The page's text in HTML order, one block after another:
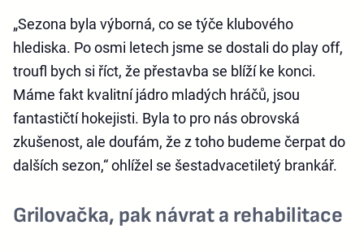
„Sezona byla výborná, co se týče klubového
hlediska. Po osmi letech jsme se dostali do play off,
troufl bych si říct, že přestavba se blíží ke konci.
Máme fakt kvalitní jádro mladých hráčů, jsou
fantastičtí hokejisti. Byla to pro nás obrovská
zkušenost, ale doufám, že z toho budeme čerpat do
dalších sezon,“ ohlížel se šestadvacetiletý brankář.
Grilovačka, pak návrat a rehabilitace